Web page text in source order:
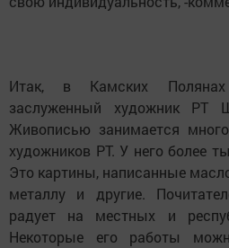
Итак, в Камских
заслуженный художник РТ
Живописью занимается
художников РТ. У него более
Это картины, написанные
металлу и другие.
радует на местных и
Некоторые его работы